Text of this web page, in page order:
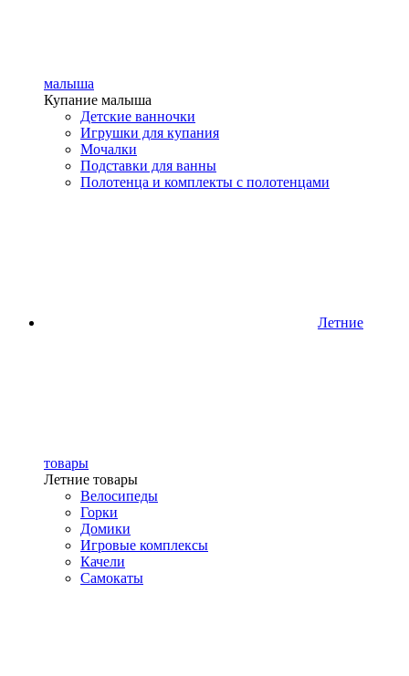
малыша
Купание малыша
Детские ванночки
Игрушки для купания
Мочалки
Подставки для ванны
Полотенца и комплекты с полотенцами
Летние
товары
Летние товары
Велосипеды
Горки
Домики
Игровые комплексы
Качели
Самокаты